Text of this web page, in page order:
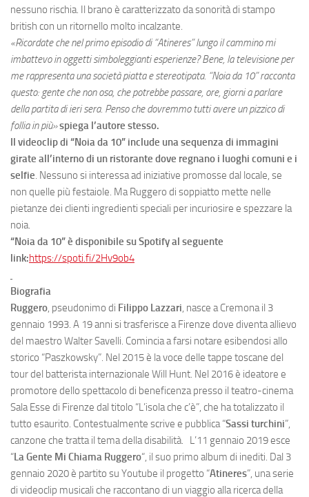
nessuno rischia. Il brano è caratterizzato da sonorità di stampo
british con un ritornello molto incalzante.
«Ricordate che nel primo episodio di “Atineres” lungo il cammino mi
imbattevo in oggetti simboleggianti esperienze? Bene, la televisione per
me rappresenta una società piatta e stereotipata. “Noia da 10” racconta
questo: gente che non osa, che potrebbe passare, ore, giorni a parlare
della partita di ieri sera. Penso che dovremmo tutti avere un pizzico di
follia in più»spiega l’autore stesso.
Il videoclip di “Noia da 10” include una sequenza di immagini
girate all’interno di un ristorante dove regnano i luoghi comuni e i
selfie. Nessuno si interessa ad iniziative promosse dal locale, se
non quelle più festaiole. Ma Ruggero di soppiatto mette nelle
pietanze dei clienti ingredienti speciali per incuriosire e spezzare la
noia.
“Noia da 10” è disponibile su Spotify al seguente
link:https://spoti.fi/2Hv9ob4
Biografia
Ruggero, pseudonimo di Filippo Lazzari, nasce a Cremona il 3
gennaio 1993. A 19 anni si trasferisce a Firenze dove diventa allievo
del maestro Walter Savelli. Comincia a farsi notare esibendosi allo
storico “Paszkowsky”. Nel 2015 è la voce delle tappe toscane del
tour del batterista internazionale Will Hunt. Nel 2016 è ideatore e
promotore dello spettacolo di beneficenza presso il teatro-cinema
Sala Esse di Firenze dal titolo “L’isola che c’è”, che ha totalizzato il
tutto esaurito. Contestualmente scrive e pubblica “Sassi turchini”,
canzone che tratta il tema della disabilità. L’11 gennaio 2019 esce
“La Gente Mi Chiama Ruggero“, il suo primo album di inediti. Dal 3
gennaio 2020 è partito su Youtube il progetto “Atineres”, una serie
di videoclip musicali che raccontano di un viaggio alla ricerca della